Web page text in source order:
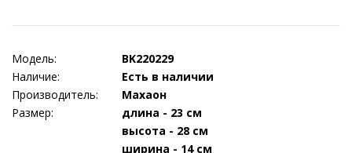
Модель:
BK220229
Наличие:
Есть в наличии
Производитель:
Махаон
Размер:
длина - 23 см
высота - 28 см
ширина - 14 см